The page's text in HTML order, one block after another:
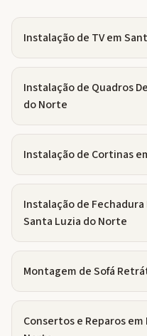
Instalação de TVem
Instalação de Quadros
do Norte
Instalação de Cortinas
Instalação de
Santa Luzia do Norte
Montagem de Sofá
Consertos e Reparos em